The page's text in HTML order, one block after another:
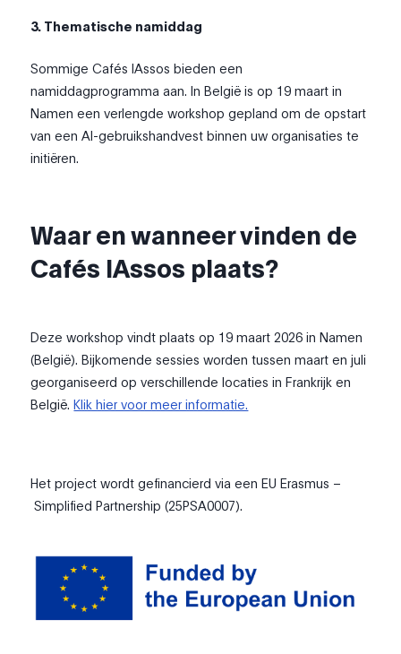
3. Thematische namiddag
Sommige Cafés IAssos bieden een
namiddagprogramma aan. In België is op 19 maart in
Namen een verlengde workshop gepland om de opstart
van een AI-gebruikshandvest binnen uw organisaties te
initiëren.
Waar en wanneer vinden de
Cafés IAssos plaats?
Deze workshop vindt plaats op 19 maart 2026 in Namen
(België). Bijkomende sessies worden tussen maart en juli
georganiseerd op verschillende locaties in Frankrijk en
België.Klik hier voor meer informatie.
Het project wordt gefinancierd via eenEU Erasmus –
Simplified Partnership (25PSA0007).